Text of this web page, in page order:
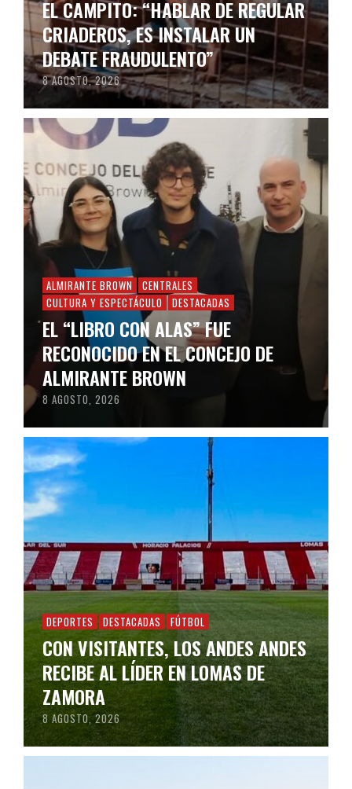
EL CAMPITO: “HABLAR DE REGULAR
CRIADEROS, ES INSTALAR UN
DEBATE FRAUDULENTO”
8 AGOSTO, 2026
ALMIRANTE BROWN
CENTRALES
CULTURA Y ESPECTÁCULO
DESTACADAS
EL “LIBRO CON ALAS” FUE
RECONOCIDO EN EL CONCEJO DE
ALMIRANTE BROWN
8 AGOSTO, 2026
DEPORTES DESTACADAS FÚTBOL
CON VISITANTES, LOS ANDES ANDES
RECIBE AL LÍDER EN LOMAS DE
ZAMORA
8 AGOSTO, 2026